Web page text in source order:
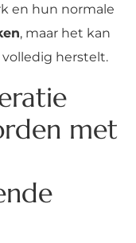
en hun normale
, maar het kan
herstelt.
met